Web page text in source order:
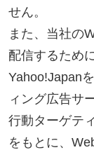
プライバ
スマホ版
Copyright©2025 サ